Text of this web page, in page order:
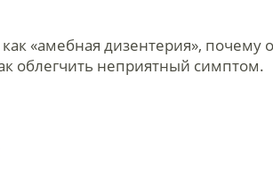
«амебная дизентерия», почему
облегчить неприятный симптом.